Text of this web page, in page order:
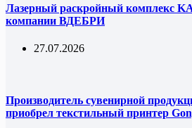
Лазерный раскройный комплекс
компании ВДЕБРИ
27.07.2026
Производитель сувенирной
приобрел текстильный принтер